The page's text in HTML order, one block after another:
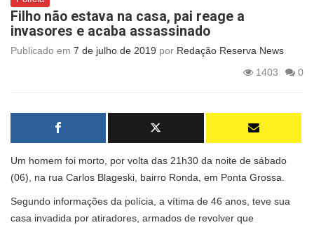
Filho não estava na casa, pai reage a
invasores e acaba assassinado
Publicado em 7 de julho de 2019 por Redação Reserva News
1403
0
Um homem foi morto, por volta das 21h30 da noite de sábado
(06), na rua Carlos Blageski, bairro Ronda, em Ponta Grossa.
Segundo informações da polícia, a vítima de 46 anos, teve sua
casa invadida por atiradores, armados de revolver que